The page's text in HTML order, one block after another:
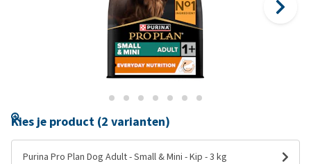
Kies je product (2 varianten)
Purina Pro Plan Dog Adult - Small & Mini - Kip - 3 kg